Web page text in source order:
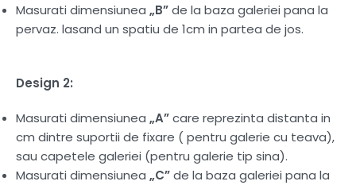
Masurati dimensiunea „B”de la baza galeriei pana la
pervaz. lasand un spatiu de 1cm in partea de jos.
Design 2:
Masurati dimensiunea „A”care reprezinta distanta in
cm dintre suportii de fixare ( pentru galerie cu teava),
sau capetele galeriei (pentru galerie tip sina).
Masurati dimensiunea „C”de la baza galeriei pana la